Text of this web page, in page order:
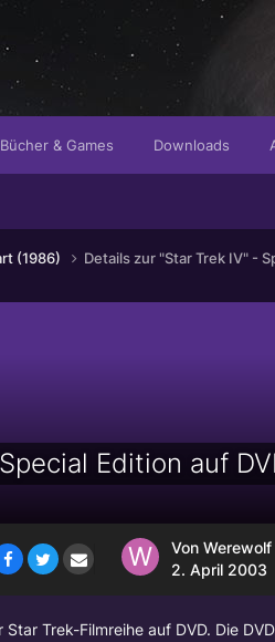
& Games Downloads
(1986) Details zur "Star Trek IV" -
Edition auf
Von Werewolf
2. April 2003
Trek-Filmreihe auf DVD. Die